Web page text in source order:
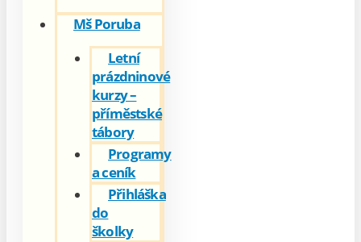
Mš Poruba
Letní
prázdninové
kurzy –
příměstské
tábory
Programy
a ceník
Přihláška
do
školky